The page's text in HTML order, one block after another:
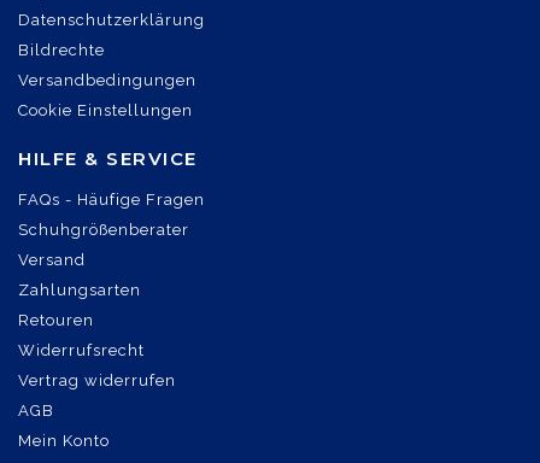
Datenschutzerklärung
Bildrechte
Versandbedingungen
Cookie Einstellungen
HILFE & SERVICE
FAQs - Häufige Fragen
Schuhgrößenberater
Versand
Zahlungsarten
Retouren
Widerrufsrecht
Vertrag widerrufen
AGB
Mein Konto